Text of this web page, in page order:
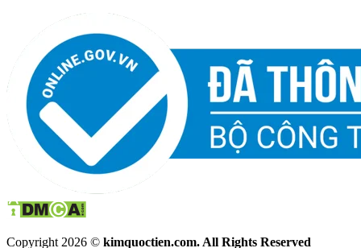
Copyright 2026 © kimquoctien.com. All Rights Reserved